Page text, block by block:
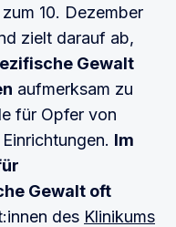
10. Dezember
zielt darauf ab,
Gewalt
aufmerksam zu
für Opfer von
Im
Gewalt oft
des Klinikums